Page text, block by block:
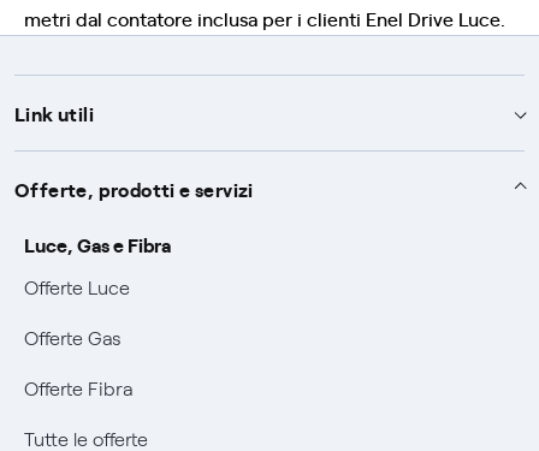
metri dal contatore inclusa per i clienti Enel Drive Luce.
Link utili
Assistenza
Avvisi
SOS luce e gas
Conciliazioni e risoluzione delle controversie
Negoziazione paritetica
Informazioni Sisma
Servizi
Servizio di salvaguardia
Servizio default di distribuzione
Tutele graduali
FUI
Collabora con noi
Sponsorizzazioni
Diventa nostro partner
Modulistica e reclami
Offerte, prodotti e servizi
Luce, Gas e Fibra
Offerte Luce
Offerte Gas
Offerte Fibra
Tutte le offerte